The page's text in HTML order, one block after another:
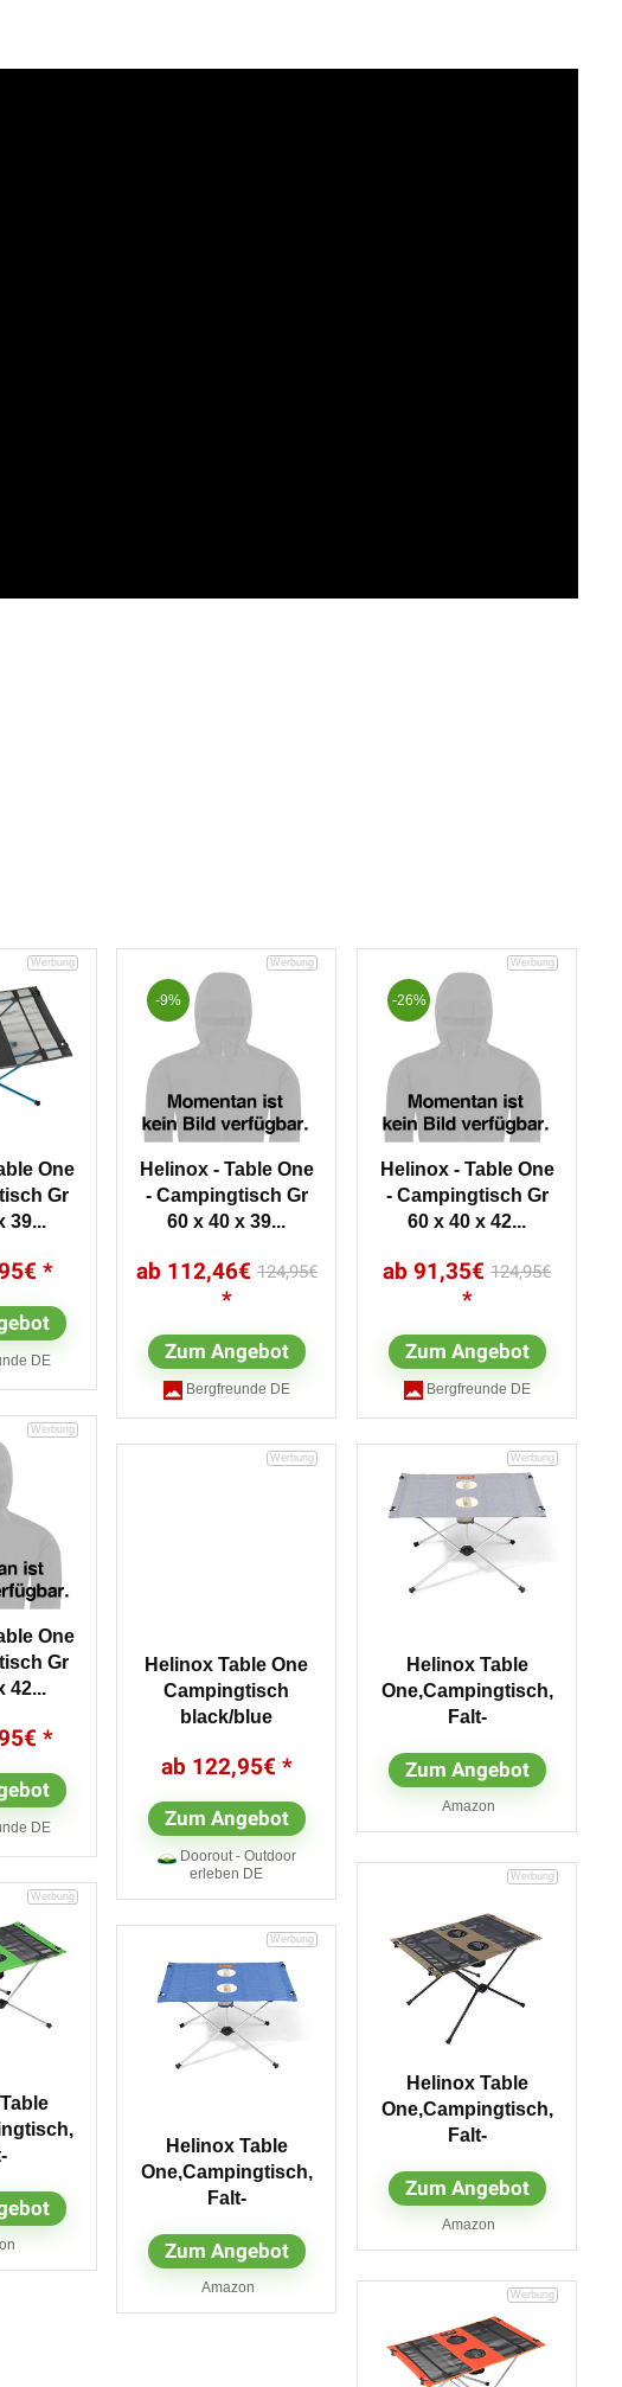
One
Gr
39...
€
DE
-9%
Helinox - Table One
- Campingtisch Gr
60 x 40 x 39...
112,46€ 124,95€
Zum Angebot
Bergfreunde DE
-26%
Helinox - Table One
- Campingtisch Gr
60 x 40 x 42...
91,35€ 124,95€
Zum Angebot
Bergfreunde DE
One
Gr
42...
€
DE
Helinox Table One
Campingtisch
black/blue
122,95€
Zum Angebot
Doorout - Outdoor
erleben DE
Helinox Table
One,Campingtisch,
Falt-
r,Melange-
Zum Angebot
Amazon
Helinox Table
One,Campingtisch,
Falt-
lter,leicht,stabil,faltb
Zum Angebot
Amazon
Helinox Table
One,Campingtisch,
Falt-
r,Melange-
Zum Angebot
Amazon